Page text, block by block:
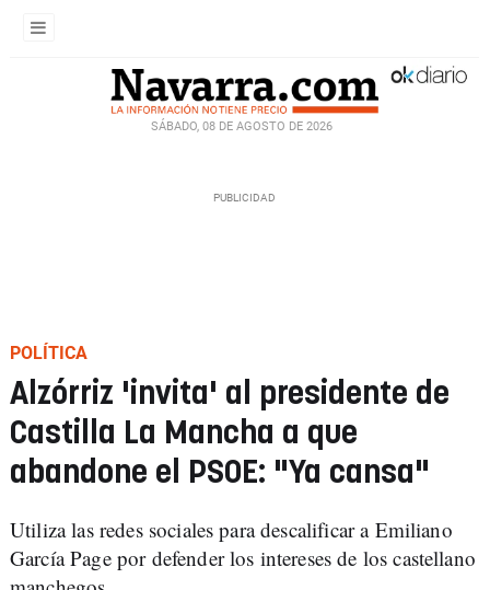
SÁBADO, 08 DE AGOSTO DE 2026
POLÍTICA
Alzórriz 'invita' al presidente de
Castilla La Mancha a que
abandone el PSOE: "Ya cansa"
Utiliza las redes sociales para descalificar a Emiliano
García Page por defender los intereses de los castellano